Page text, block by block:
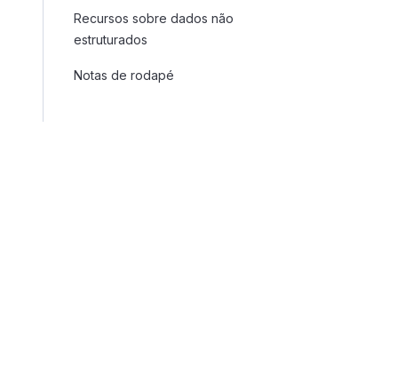
Recursos sobre dados não
estruturados
Notas de rodapé